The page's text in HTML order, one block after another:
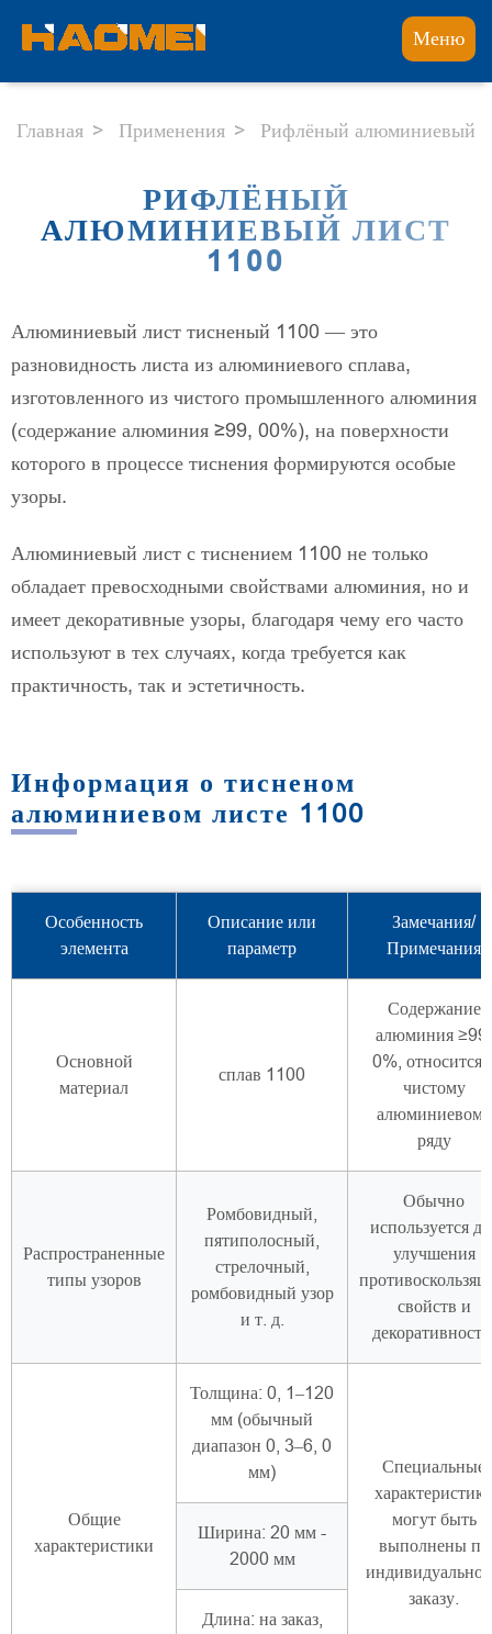
Меню
Главная Применения Рифлёный алюминиевый
РИФЛЁНЫЙ
АЛЮМИНИЕВЫЙ ЛИСТ
1100
Алюминиевый лист тисненый 1100 — это
разновидность листа из алюминиевого сплава,
изготовленного из чистого промышленного алюминия
(содержание алюминия ≥99, 00%), на поверхности
которого в процессе тиснения формируются особые
узоры.
Алюминиевый лист с тиснением 1100 не только
обладает превосходными свойствами алюминия, но и
имеет декоративные узоры, благодаря чему его часто
используют в тех случаях, когда требуется как
практичность, так и эстетичность.
Информация о тисненом
алюминиевом листе 1100
Особенность
элемента
Описание или
параметр
Замечания/
Примечания
Основной
материал
сплав 1100
Содержание
алюминия ≥99,
0%, относится
чистому
алюминиевому
ряду
Распространенные
типы узоров
Ромбовидный,
пятиполосный,
стрелочный,
ромбовидный узор
и т. д.
Обычно
используется
улучшения
свойств и
Общие
характеристики
Толщина: 0, 1–120
мм (обычный
диапазон 0, 3–6, 0
мм)
Специальные
могут быть
выполнены по
заказу.
Ширина: 20 мм -
2000 мм
Длина: на заказ,